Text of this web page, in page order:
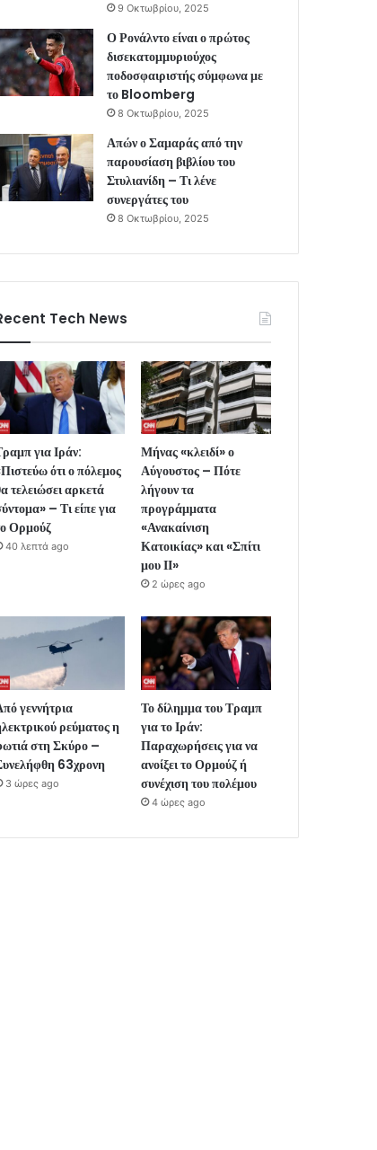
9 Οκτωβρίου, 2025
Ο Ρονάλντο είναι ο πρώτος
δισεκατομμυριούχος
ποδοσφαιριστής σύμφωνα με
το Bloomberg
8 Οκτωβρίου, 2025
Απών ο Σαμαράς από την
παρουσίαση βιβλίου του
Στυλιανίδη – Τι λένε
συνεργάτες του
8 Οκτωβρίου, 2025
Tech News
για Ιράν:
ότι ο πόλεμος
τελειώσει αρκετά
– Τι είπε για
Ορμούζ
40 λεπτά ago
Μήνας «κλειδί» ο
Αύγουστος – Πότε
λήγουν τα
προγράμματα
«Ανακαίνιση
Κατοικίας» και «Σπίτι
μου ΙΙ»
2 ώρες ago
γεννήτρια
ρεύματος η
στη Σκύρο –
63χρονη
3 ώρες ago
Το δίλημμα του Τραμπ
για το Ιράν:
Παραχωρήσεις για να
ανοίξει το Ορμούζ ή
συνέχιση του πολέμου
4 ώρες ago